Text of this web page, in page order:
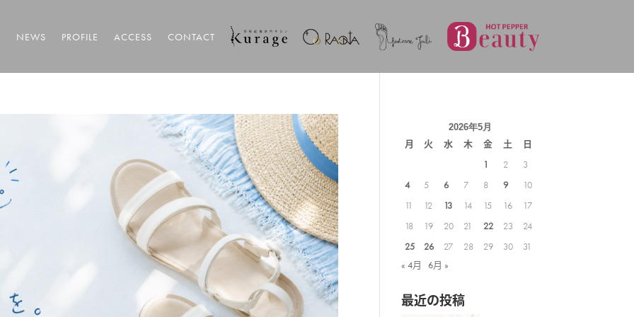
NEWS PROFILE ACCESS CONTACT
2026年5月
月 火 水 木 金 土
日
1
2
3
4
5 6 7 8 9
10
11
12 13 14 15 16
17
18
19 20 21 22 23
24
25
26 27 28 29 30
31
« 4月
6月 »
最近の投稿